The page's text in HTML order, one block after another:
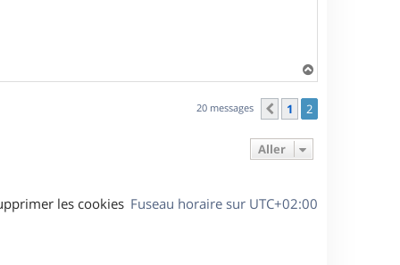
a
u
20 messages Précédent
1 2
Aller
Fuseau horaire sur UTC+02:00
les cookies